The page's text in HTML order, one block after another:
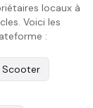
locaux à
Voici les
:
Scooter